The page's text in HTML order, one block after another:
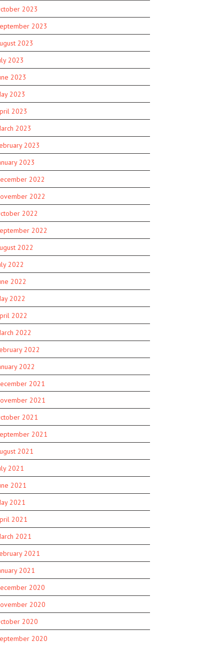
2023
2023
2023
2023
2023
2023
2023
2023
2023
2023
2022
2022
2022
2022
2022
2022
2022
2022
2022
2022
2022
2022
2021
2021
2021
2021
2021
2021
2021
2021
2021
2021
2021
2021
2020
2020
2020
2020